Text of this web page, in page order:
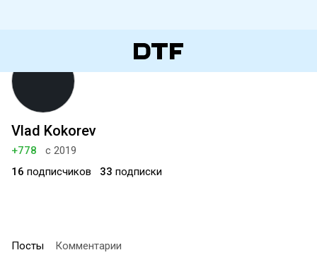
Vlad Kokorev
+778
с 2019
16 подписчиков 33 подписки
Посты Комментарии